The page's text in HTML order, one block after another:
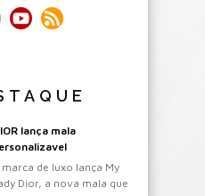
lança mala
marca de luxo lança My
Dior, a nova mala que